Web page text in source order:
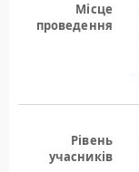
Місце
проведення
Рівень
учасників